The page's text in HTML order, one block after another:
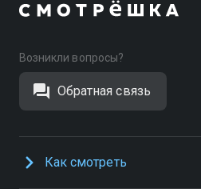
Возникли вопросы?
Обратная связь
Как смотреть